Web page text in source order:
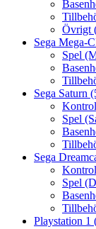
Övrigt
Sega Mega-
Spel
Sega Saturn
Spel
Sega
Spel
Playstation 1